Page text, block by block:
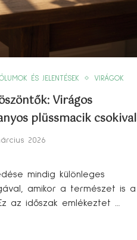
ÉS JELENTÉSEK VIRÁGOK
Virágos
plüssmacik csokival
2026
mindig különleges
amikor a természet is a
az időszak emlékeztet …